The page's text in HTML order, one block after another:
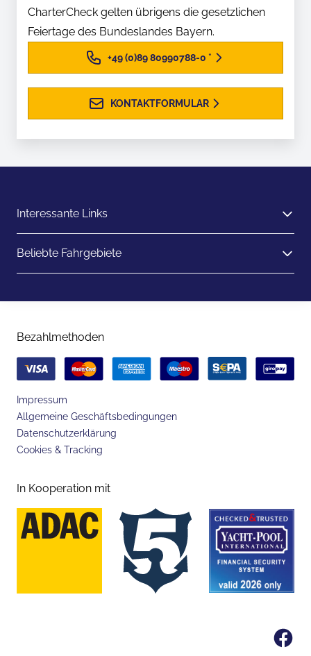
CharterCheck gelten übrigens die gesetzlichen
Feiertage des Bundeslandes Bayern.
+49 (0)89 80990788-0 *
KONTAKTFORMULAR
Interessante Links
Beliebte Fahrgebiete
Bezahlmethoden
Impressum
Allgemeine Geschäftsbedingungen
Datenschutzerklärung
Cookies & Tracking
In Kooperation mit